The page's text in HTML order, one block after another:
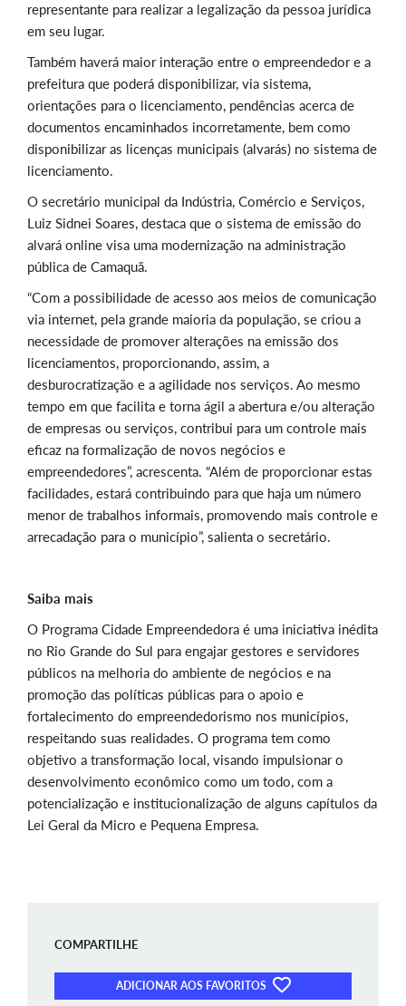
representante para realizar a legalização da pessoa jurídica
em seu lugar.
Também haverá maior interação entre o empreendedor e a
prefeitura que poderá disponibilizar, via sistema,
orientações para o licenciamento, pendências acerca de
documentos encaminhados incorretamente, bem como
disponibilizar as licenças municipais (alvarás) no sistema de
licenciamento.
O secretário municipal da Indústria, Comércio e Serviços,
Luiz Sidnei Soares, destaca que o sistema de emissão do
alvará online visa uma modernização na administração
pública de Camaquã.
“Com a possibilidade de acesso aos meios de comunicação
via internet, pela grande maioria da população, se criou a
necessidade de promover alterações na emissão dos
licenciamentos, proporcionando, assim, a
desburocratização e a agilidade nos serviços. Ao mesmo
tempo em que facilita e torna ágil a abertura e/ou alteração
de empresas ou serviços, contribui para um controle mais
eficaz na formalização de novos negócios e
empreendedores”, acrescenta. “Além de proporcionar estas
facilidades, estará contribuindo para que haja um número
menor de trabalhos informais, promovendo mais controle e
arrecadação para o município”, salienta o secretário.
Saiba mais
O Programa Cidade Empreendedora é uma iniciativa inédita
no Rio Grande do Sul para engajar gestores e servidores
públicos na melhoria do ambiente de negócios e na
promoção das políticas públicas para o apoio e
fortalecimento do empreendedorismo nos municípios,
respeitando suas realidades. O programa tem como
objetivo a transformação local, visando impulsionar o
desenvolvimento econômico como um todo, com a
potencialização e institucionalização de alguns capítulos da
Lei Geral da Micro e Pequena Empresa.
COMPARTILHE
ADICIONAR AOS FAVORITOS